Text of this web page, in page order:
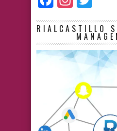
RIALCASTILLO